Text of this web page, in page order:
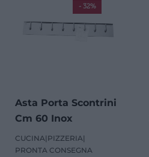
Asta Porta Scontrini
Cm 60 Inox
CUCINA| PIZZERIA|
PRONTA CONSEGNA
- 32%